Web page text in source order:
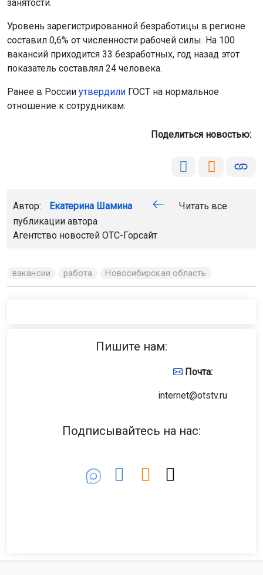
занятости.
Уровень зарегистрированной безработицы в регионе
составил 0,6% от численности рабочей силы. На 100
вакансий приходится 33 безработных, год назад этот
показатель составлял 24 человека.
Ранее в России утвердили ГОСТ на нормальное
отношение к сотрудникам.
Поделиться новостью:
Автор: Екатерина Шамина
Читать все
публикации автора
Агентство новостей ОТС-Горсайт
вакансии работа Новосибирская область
Пишите нам:
Почта:
internet@otstv.ru
Подписывайтесь на нас: